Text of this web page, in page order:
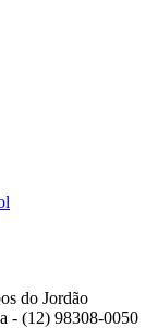
do Jordão
- (12) 98308-0050